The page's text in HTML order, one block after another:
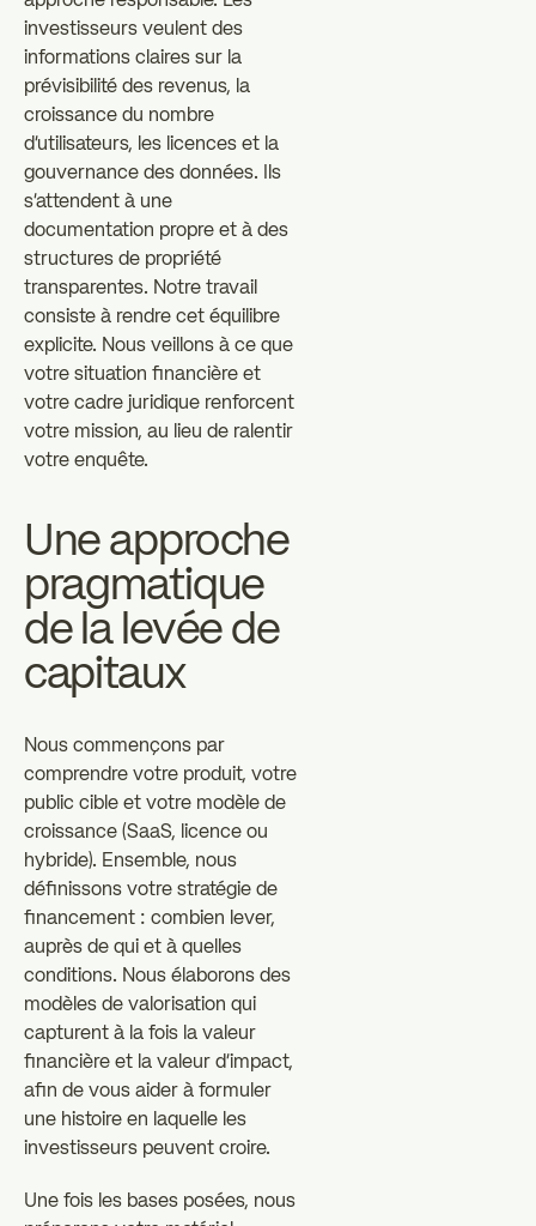
investisseurs veulent des
informations claires sur la
prévisibilité des revenus, la
croissance du nombre
d'utilisateurs, les licences et la
gouvernance des données. Ils
s'attendent à une
documentation propre et à des
structures de propriété
transparentes. Notre travail
consiste à rendre cet équilibre
explicite. Nous veillons à ce que
votre situation financière et
votre cadre juridique renforcent
votre mission, au lieu de ralentir
votre enquête.
Une approche
pragmatique
de la levée de
capitaux
Nous commençons par
comprendre votre produit, votre
public cible et votre modèle de
croissance (SaaS, licence ou
hybride). Ensemble, nous
définissons votre stratégie de
financement : combien lever,
auprès de qui et à quelles
conditions. Nous élaborons des
modèles de valorisation qui
capturent à la fois la valeur
financière et la valeur d'impact,
afin de vous aider à formuler
une histoire en laquelle les
investisseurs peuvent croire.
Une fois les bases posées, nous